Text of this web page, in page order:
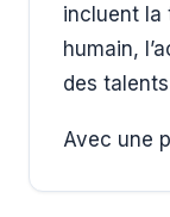
incluent la
humain,
des
Avec une